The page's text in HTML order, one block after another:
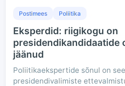
Postimees Poliitika
Eksperdid: riigikogu on
presidendikandidaatide
jäänud
Poliitikaekspertide sõnul on
presidendivalimiste